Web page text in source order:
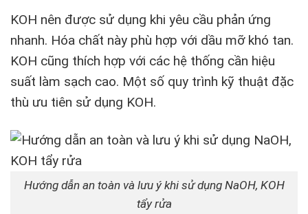
KOH nên được sử dụng khi yêu cầu phản ứng
nhanh. Hóa chất này phù hợp với dầu mỡ khó tan.
KOH cũng thích hợp với các hệ thống cần hiệu
suất làm sạch cao. Một số quy trình kỹ thuật đặc
thù ưu tiên sử dụng KOH.
Hướng dẫn an toàn và lưu ý khi sử dụng NaOH, KOH
tẩy rửa